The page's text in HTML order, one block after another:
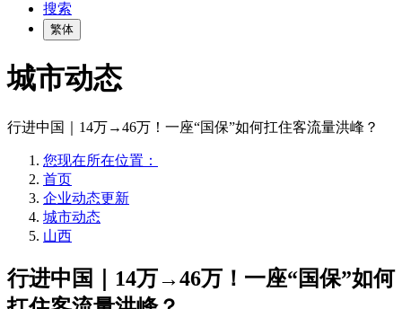
搜索
繁体
城市动态
行进中国｜14万→46万！一座“国保”如何扛住客流量洪峰？
您现在所在位置：
首页
企业动态更新
城市动态
山西
行进中国｜14万→46万！一座“国保”如何